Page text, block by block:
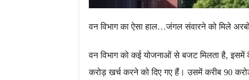
वन विभाग का ऐसा हाल…जंगल संवारने को मिले
वन विभाग को कई योजनाओं से बजट मिलता है, इसमें
करोड़ खर्च करने को दिए गए हैं। उसमें करीब 90